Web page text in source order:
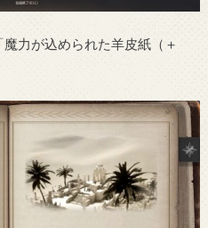
力が込められた羊皮紙（＋